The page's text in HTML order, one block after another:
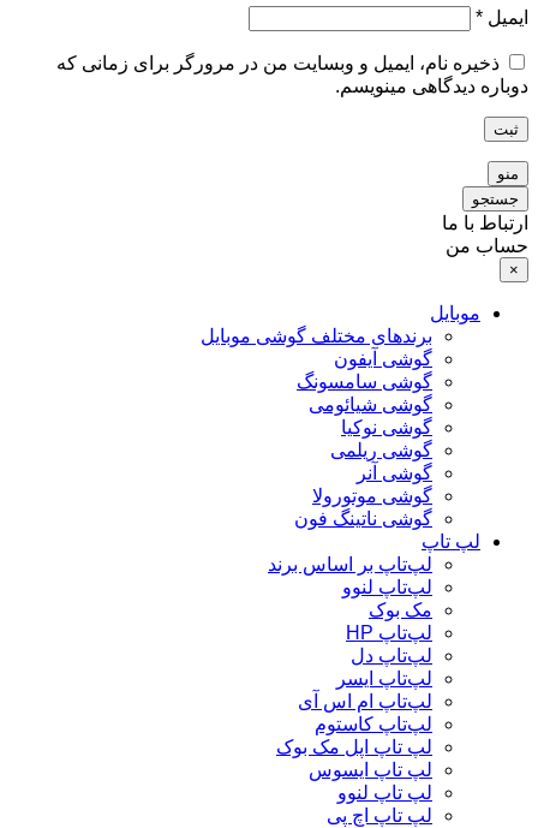
ایمیل *
ذخیره نام، ایمیل و وبسایت من در مرورگر برای زمانی که
دوباره دیدگاهی مینویسم.
ثبت
منو
جستجو
ارتباط با ما
حساب من
×
موبایل
برندهای مختلف گوشی موبایل
گوشی آیفون
گوشی سامسونگ
گوشی شیائومی
گوشی نوکیا
گوشی ریلمی
گوشی آنر
گوشی موتورولا
گوشی ناتینگ فون
لپ تاپ
لپ‌تاپ بر اساس برند
لپ‌تاپ لنوو
مک بوک
لپ‌تاپ HP
لپ‌تاپ دل
لپ‌تاپ ایسر
لپ‌تاپ ام اس آی
لپ‌تاپ کاستوم
لپ تاپ اپل مک بوک
لپ تاپ ایسوس
لپ تاپ لنوو
لپ تاپ اچ پی